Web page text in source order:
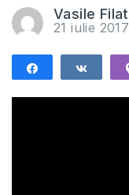
Vasile Filat
21 iulie 2017
Share Share